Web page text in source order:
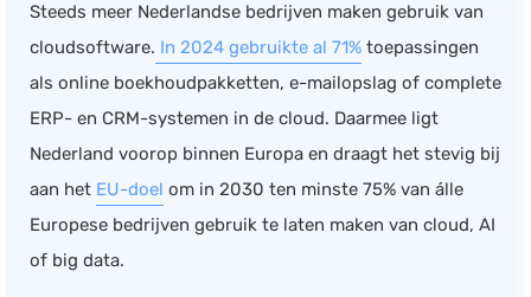
Documentmanagement
Workflowmanagement
Planning
Werkbonnen
Rittenregistratie
Steeds meer Nederlandse bedrijven maken gebruik van
cloudsoftware. In 2024 gebruikte al 71% toepassingen
als online boekhoudpakketten, e-mailopslag of complete
ERP- en CRM-systemen in de cloud. Daarmee ligt
Nederland voorop binnen Europa en draagt het stevig bij
aan het EU-doel om in 2030 ten minste 75% van álle
Europese bedrijven gebruik te laten maken van cloud, AI
of big data.